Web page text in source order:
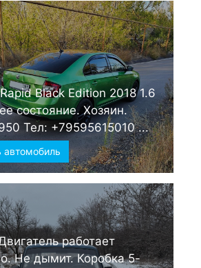
Black Edition 2018 1.6
состояние. Хозяин.
Тел: +79595615010 ...
автомобиль
работает
Не дымит. Коробка 5-